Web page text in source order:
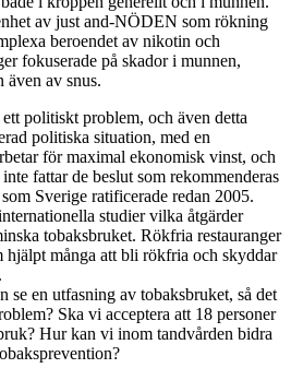
av just and-NÖDEN som rökning
beroendet av nikotin och
fokuserade på skador i munnen,
av snus.
politiskt problem, och även detta
politiska situation, med en
för maximal ekonomisk vinst, och
fattar de beslut som rekommenderas
Sverige ratificerade redan 2005.
studier vilka åtgärder
tobaksbruket. Rökfria restauranger
hjälpt många att bli rökfria och skyddar
en utfasning av tobaksbruket, så det
Ska vi acceptera att 18 personer
Hur kan vi inom tandvården bidra